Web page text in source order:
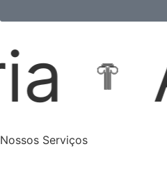
Nossos Serviços